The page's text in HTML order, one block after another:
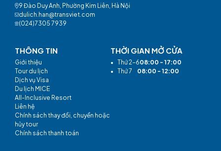
9 Đào Duy Anh, Phường Kim Liên, Hà Nội
dulich.han@transviet.com
(024)7305 7939
THÔNG TIN
Giới thiệu
Tour du lịch
Dịch vụ Visa
Du lịch MICE
All-Inclusive Resort
Liên hệ
Chính sách thay đổi, chuyển hoặc
hủy tour
Chính sách thanh toán
THỜI GIAN MỞ CỬA
• Thứ 2-608:00 - 17:00
• Thứ 7 08:00 - 12:00